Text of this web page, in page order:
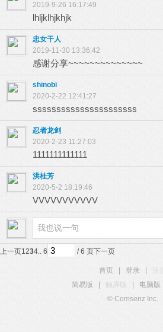
2019-9-26 16:17:49
lhljklhjkhjk
忠女干人
2019-11-30 13:36:42
感谢分享~~~~~~~~~~~~~~
shinobi
2020-2-22 12:41:27
ssssssssssssssssssssss
忍者龙剑
2020-2-23 11:27:03
1111111111111
洪桂芳
2020-5-2 18:19:46
VVVVVVVVVVV
上一页1234.. 6 / 6 页下一页
首页 登录
注册
简易版
触屏版 电脑版
© Comsenz Inc.